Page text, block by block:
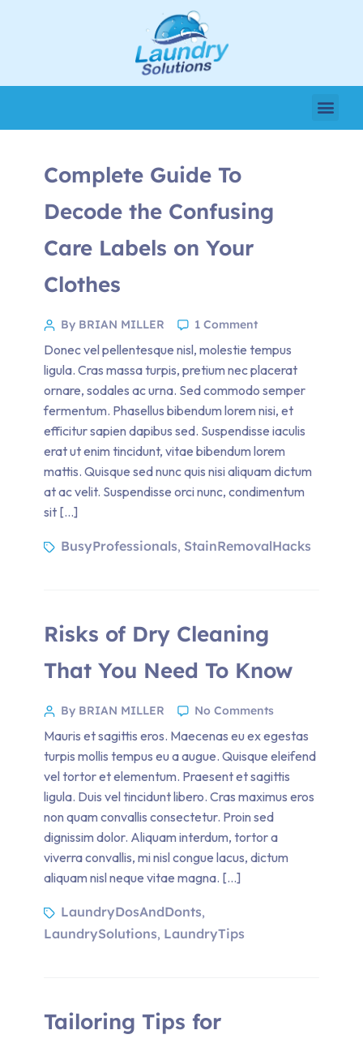
Complete Guide To
Decode the Confusing
Care Labels on Your
Clothes
By BRIAN MILLER 1 Comment
Donec vel pellentesque nisl, molestie tempus
ligula. Cras massa turpis, pretium nec placerat
ornare, sodales ac urna. Sed commodo semper
fermentum. Phasellus bibendum lorem nisi, et
efficitur sapien dapibus sed. Suspendisse iaculis
erat ut enim tincidunt, vitae bibendum lorem
mattis. Quisque sed nunc quis nisi aliquam dictum
at ac velit. Suspendisse orci nunc, condimentum
sit […]
BusyProfessionals, StainRemovalHacks
Risks of Dry Cleaning
That You Need To Know
By BRIAN MILLER No Comments
Mauris et sagittis eros. Maecenas eu ex egestas
turpis mollis tempus eu a augue. Quisque eleifend
vel tortor et elementum. Praesent et sagittis
ligula. Duis vel tincidunt libero. Cras maximus eros
non quam convallis consectetur. Proin sed
dignissim dolor. Aliquam interdum, tortor a
viverra convallis, mi nisl congue lacus, dictum
aliquam nisl neque vitae magna. […]
LaundryDosAndDonts,
LaundrySolutions, LaundryTips
Tailoring Tips for